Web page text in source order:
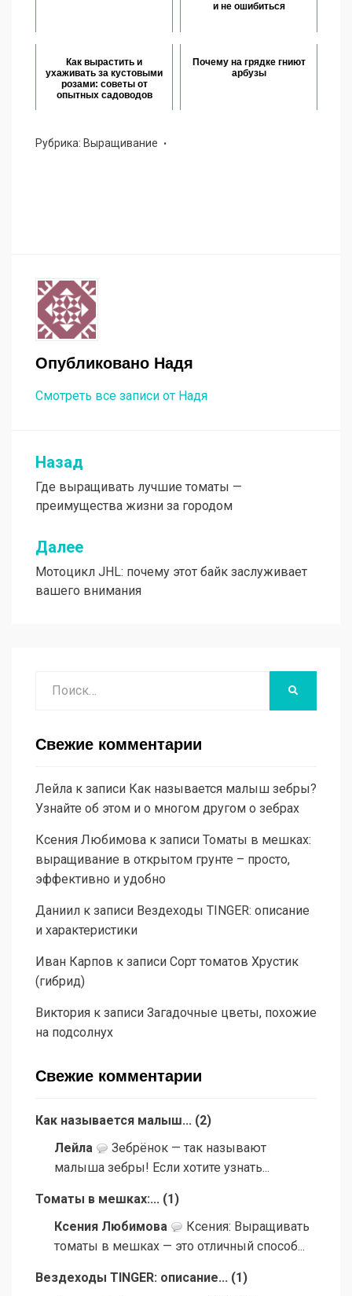
и не ошибиться
Как вырастить и
ухаживать за кустовыми
розами: советы от
опытных садоводов
Почему на грядке гниют
арбузы
Рубрика: Выращивание
Опубликовано Надя
Смотреть все записи от Надя
Навигация
по
записям
Назад
Где выращивать лучшие томаты —
преимущества жизни за городом
Далее
Мотоцикл JHL: почему этот байк заслуживает
вашего внимания
Свежие комментарии
Лейла к записи Как называется малыш зебры?
Узнайте об этом и о многом другом о зебрах
Ксения Любимова к записи Томаты в мешках:
выращивание в открытом грунте – просто,
эффективно и удобно
Даниил к записи Вездеходы TINGER: описание
и характеристики
Иван Карпов к записи Сорт томатов Хрустик
(гибрид)
Виктория к записи Загадочные цветы, похожие
на подсолнух
Свежие комментарии
Как называется малыш... (2)
Лейла
Зебрёнок — так называют
малыша зебры! Если хотите узнать...
Томаты в мешках:... (1)
Ксения Любимова
Ксения: Выращивать
томаты в мешках — это отличный способ...
Вездеходы TINGER: описание... (1)